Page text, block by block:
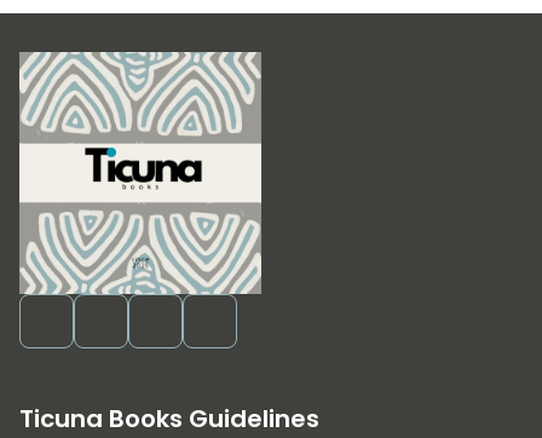
Ticuna Books Guidelines